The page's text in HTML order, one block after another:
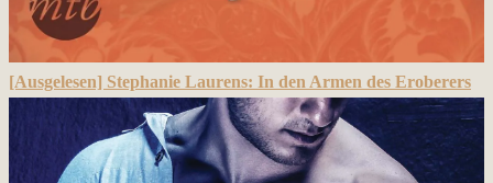
[Ausgelesen] Stephanie Laurens: In den Armen des Eroberers